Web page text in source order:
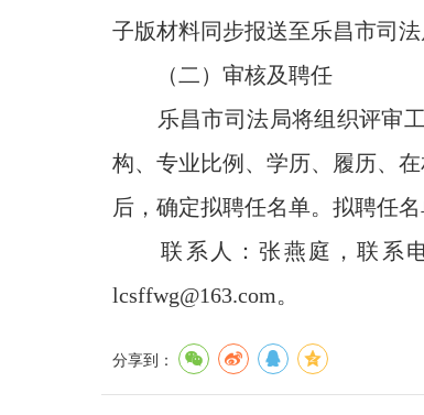
子版材料同步报送至乐昌市司法
（二）审核及聘任
乐昌市司法局将组织评审工
构、专业比例、学历、履历、
后，确定拟聘任名单。拟聘任
联系人：张燕庭，联系电
lcsffwg@163.com。
分享到：